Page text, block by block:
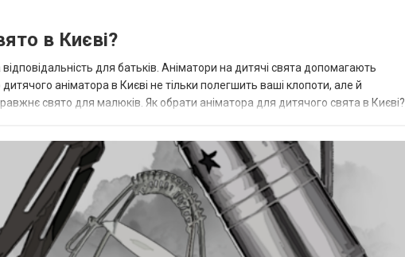
в Києві?
для батьків. Аніматори на дитячі свята допомагають
аніматора в Києві не тільки полегшить ваші клопоти, але й
свято для малюків. Як обрати аніматора для дитячого свята в Києві?